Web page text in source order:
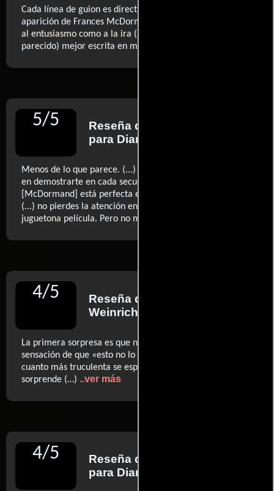
Cada línea de guion es directamente una pedrada; cada
aparición de Frances McDormand, una invitación no tanto
al entusiasmo como a la ira (…) la comedia (o algo
parecido) mejor escrita en mucho tiempo (...)
5/5 Reseña de
para Diario El País
Menos de lo que parece. (...) El director está empeñado
en demostrarte en cada secuencia lo listo que es (...)
[McDormand] está perfecta en su rocoso y áspero papel.
(...) no pierdes la atención en esta pretenciosa y
juguetona película. Pero no me fascina.
4/5 Reseña de
Weinrichter
La primera sorpresa es que no defrauda (...) la gozosa
sensación de que «esto no lo hemos visto mil veces» (...)
cuanto más truculenta se espera una escena, más nos
sorprende (…) ..ver más
4/5 Reseña de
para Diario El País